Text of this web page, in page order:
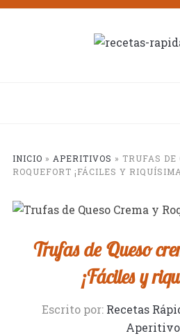
INICIO » APERITIVOS » TRUFAS DE
ROQUEFORT ¡FÁCILES Y
Trufas de Queso
¡Fáciles y
Escrito por: Recetas